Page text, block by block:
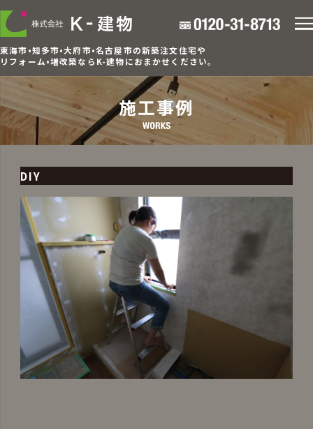
東海市•知多市•大府市•名古屋市の新築注文住宅や
リフォーム•増改築ならK-建物におまかせください。
施工事例
DIY